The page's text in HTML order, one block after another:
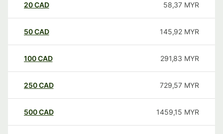
20CAD 58,37 MYR
50CAD 145,92 MYR
100CAD 291,83 MYR
250CAD 729,57 MYR
500CAD 1459,15 MYR